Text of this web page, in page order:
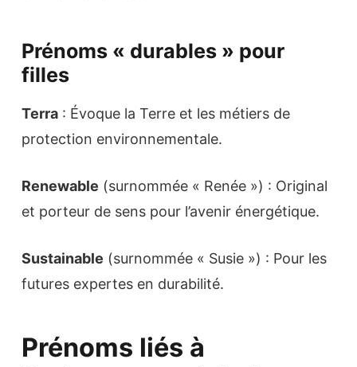
Prénoms « durables » pour
filles
Terra : Évoque la Terre et les métiers de
protection environnementale.
Renewable (surnommée « Renée ») : Original
et porteur de sens pour l’avenir énergétique.
Sustainable (surnommée « Susie ») : Pour les
futures expertes en durabilité.
Prénoms liés à